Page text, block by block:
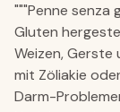
"""Penne senza
Gluten
Weizen, Gerste
mit Zöliakie
Darm-